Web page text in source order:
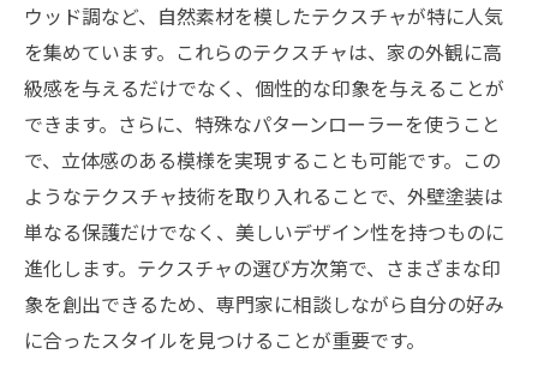
ウッド調など、自然素材を模したテクスチャが特に人気
を集めています。これらのテクスチャは、家の外観に高
級感を与えるだけでなく、個性的な印象を与えることが
できます。さらに、特殊なパターンローラーを使うこと
で、立体感のある模様を実現することも可能です。この
ようなテクスチャ技術を取り入れることで、外壁塗装は
単なる保護だけでなく、美しいデザイン性を持つものに
進化します。テクスチャの選び方次第で、さまざまな印
象を創出できるため、専門家に相談しながら自分の好み
に合ったスタイルを見つけることが重要です。